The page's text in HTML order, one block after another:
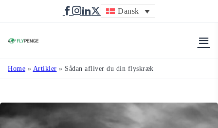
Dansk
Home » Artikler » Sådan afliver du din flyskræk